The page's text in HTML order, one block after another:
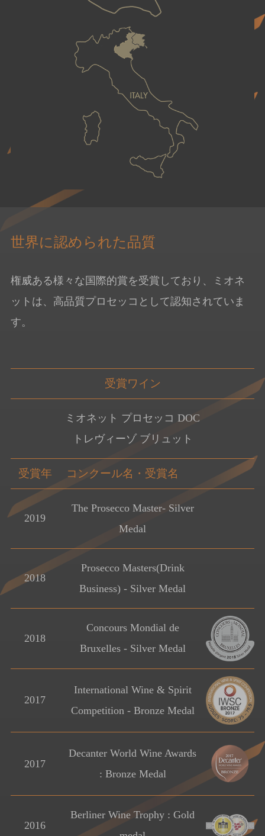
世界に認められた品質
権威ある様々な国際的賞を受賞しており、ミオネ
ットは、高品質プロセッコとして認知されていま
す。
受賞ワイン
ミオネット プロセッコ DOC
トレヴィーゾ ブリュット
受賞年 コンクール名・受賞名
2019
The Prosecco Master- Silver
Medal
2018
Prosecco Masters(Drink
Business) - Silver Medal
2018
Concours Mondial de
Bruxelles - Silver Medal
2017
International Wine & Spirit
Competition - Bronze Medal
2017
Decanter World Wine Awards
: Bronze Medal
2016
Berliner Wine Trophy : Gold